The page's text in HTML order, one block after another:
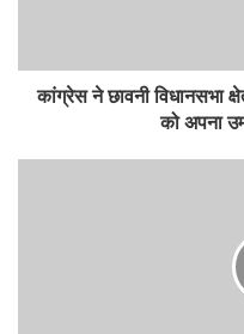
कांग्रेस ने छावनी विधानसभा
को अपना